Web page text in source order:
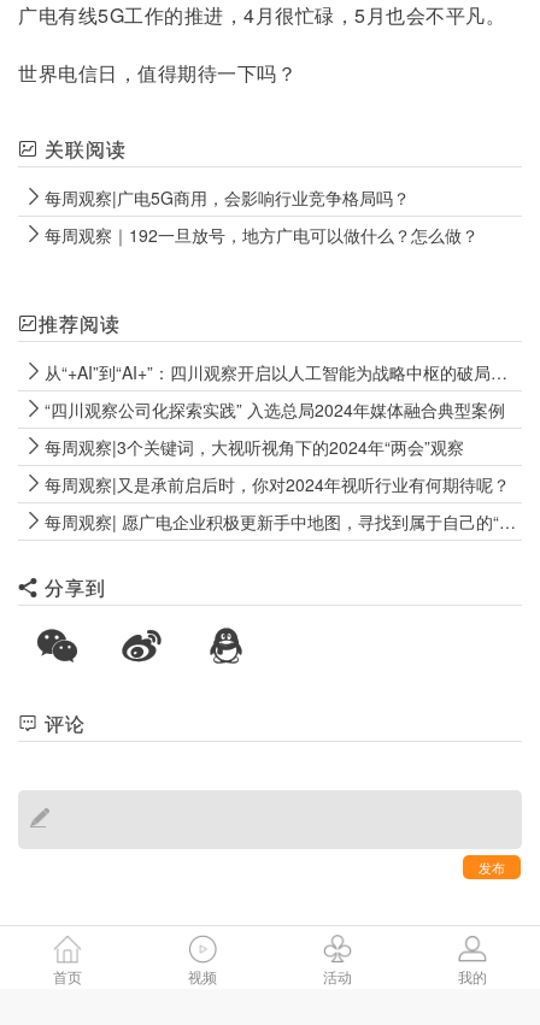
广电有线5G工作的推进，4月很忙碌，5月也会不平凡。
世界电信日，值得期待一下吗？
关联阅读
每周观察|广电5G商用，会影响行业竞争格局吗？
每周观察｜192一旦放号，地方广电可以做什么？怎么做？
推荐阅读
从“+AI”到“AI+”：四川观察开启以人工智能为战略中枢的破局探索
“四川观察公司化探索实践” 入选总局2024年媒体融合典型案例
每周观察|3个关键词，大视听视角下的2024年“两会”观察
每周观察|又是承前启后时，你对2024年视听行业有何期待呢？
每周观察| 愿广电企业积极更新手中地图，寻找到属于自己的“新大陆”
分享到
评论
发布
首页 视频 活动 我的